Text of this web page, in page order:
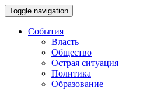
Toggle navigation
События
Власть
Общество
Острая ситуация
Политика
Образование